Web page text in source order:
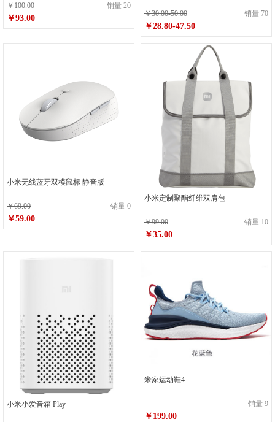
￥100.00 销量 20
￥93.00 ￥30.00-50.00 销量 70
￥28.80-47.50
小米无线蓝牙双模鼠标 静音版
￥69.00 销量 0
￥59.00
小米定制聚酯纤维双肩包
￥99.00 销量 10
￥35.00
小米小爱音箱 Play
米家运动鞋4
销量 9
￥199.00